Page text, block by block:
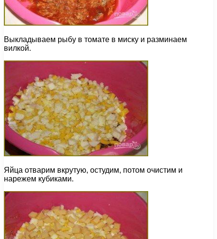
Выкладываем рыбу в томате в миску и разминаем
вилкой.
Яйца отварим вкрутую, остудим, потом очистим и
нарежем кубиками.